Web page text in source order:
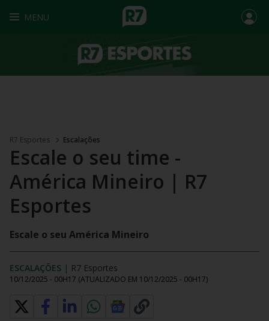
MENU
R7 Esportes Escalações
Escale o seu time -
América Mineiro | R7
Esportes
Escale o seu América Mineiro
ESCALAÇÕES | R7 Esportes
10/12/2025 - 00H17 (ATUALIZADO EM 10/12/2025 - 00H17)